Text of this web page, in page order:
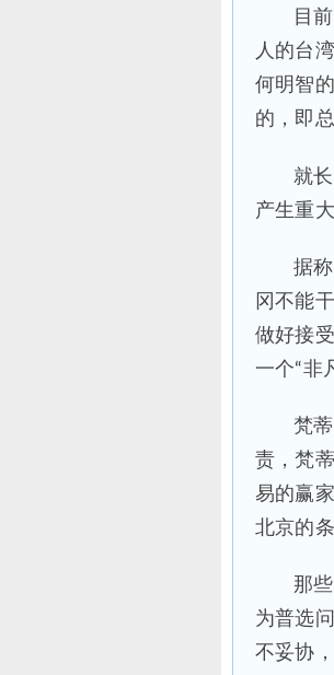
目
人的台
何明智
的，即
就
产生重
据
冈不能
做好接
一个“非
梵
责，梵
易的赢
北京的条
那
为普选
不妥协